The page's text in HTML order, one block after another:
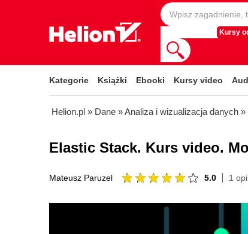
Kursy
Kategorie Książki Ebooki Kursy video
Helion.pl » Dane »Analiza i wizualizacja danych »
Elastic Stack. Kurs video.
Mateusz Paruzel 5.0 1